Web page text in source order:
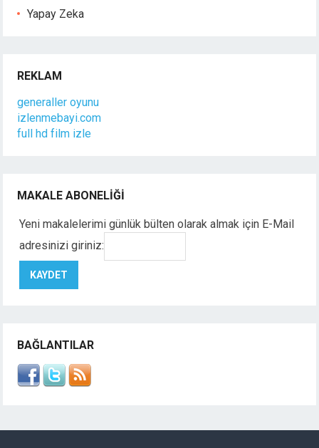
Yapay Zeka
REKLAM
generaller oyunu
izlenmebayi.com
full hd film izle
MAKALE ABONELIĞI
Yeni makalelerimi günlük bülten olarak almak için E-Mail
adresinizi giriniz:
BAĞLANTILAR